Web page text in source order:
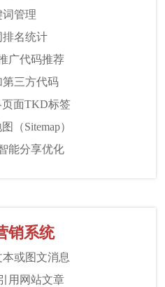
词管理
排名统计
广代码推荐
第三方代码
面TKD标签
（Sitemap）
能分享优化
销系统
或图文消息
用网站文章